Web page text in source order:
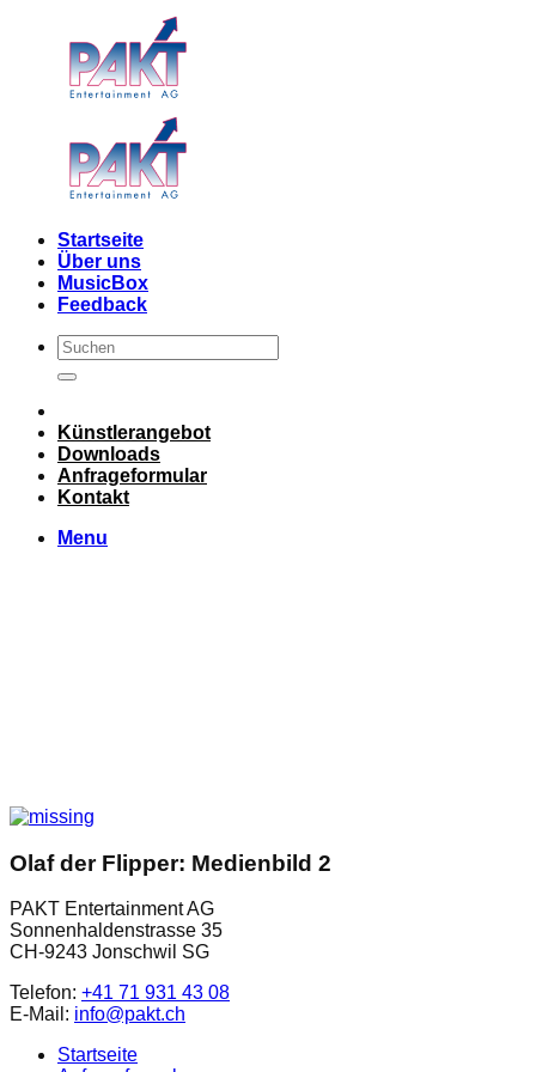
Startseite
Über uns
MusicBox
Feedback
Künstlerangebot
Downloads
Anfrageformular
Kontakt
Menu
Olaf der Flipper: Medienbild 2
PAKT Entertainment AG
Sonnenhaldenstrasse 35
CH-9243 Jonschwil SG
Telefon: +41 71 931 43 08
E-Mail: info@pakt.ch
Startseite